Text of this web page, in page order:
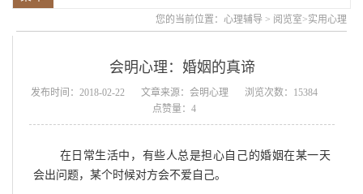
您的当前位置： 心理辅导 > 阅览室>实用心理
会明心理：婚姻的真谛
发布时间：2018-02-22 文章来源：会明心理
浏览次数：15384
点赞量：4
在日常生活中，有些人总是担心自己的婚姻在某一天
会出问题，某个时候对方会不爱自己。